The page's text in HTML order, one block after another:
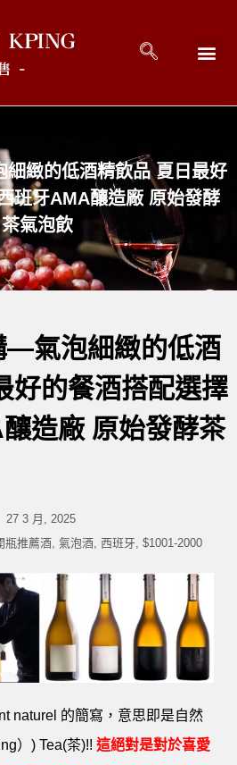
緻的低酒精飲品 夏日最好
班牙AMA釀造廠 原始發酵
茶氣泡飲
—氣泡細緻的低酒
好的餐酒搭配選擇
造廠 原始發酵茶
27 3 月, 2025
瓶推薦酒 氣泡酒 西班牙 $1001-2000
naturel 的簡寫，意思即是自然
）) Tea(茶)!! 這絕對是對於喜愛